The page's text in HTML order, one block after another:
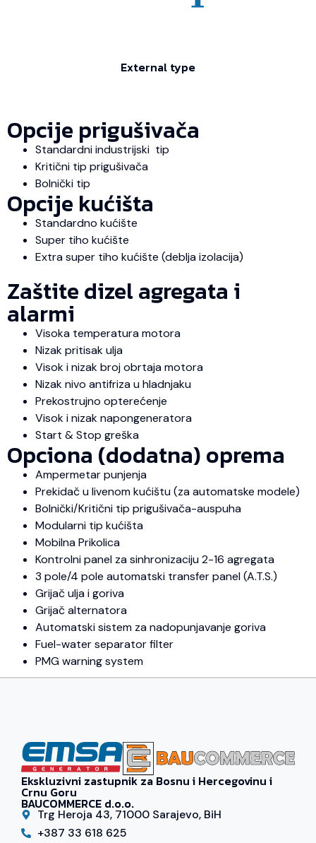
External type
Opcije prigušivača
Standardni industrijski tip
Kritični tip prigušivača
Bolnički tip
Opcije kućišta
Standardno kućište
Super tiho kućište
Extra super tiho kućište (deblja izolacija)
Zaštite dizel agregata i
alarmi
Visoka temperatura motora
Nizak pritisak ulja
Visok i nizak broj obrtaja motora
Nizak nivo antifriza u hladnjaku
Prekostrujno opterećenje
Visok i nizak napongeneratora
Start & Stop greška
Opciona (dodatna) oprema
Ampermetar punjenja
Prekidač u livenom kućištu (za automatske modele)
Bolnički/Kritični tip prigušivača-auspuha
Modularni tip kućišta
Mobilna Prikolica
Kontrolni panel za sinhronizaciju 2-16 agregata
3 pole/4 pole automatski transfer panel (A.T.S.)
Grijač ulja i goriva
Grijač alternatora
Automatski sistem za nadopunjavanje goriva
Fuel-water separator filter
PMG warning system
Ekskluzivni zastupnik za Bosnu i Hercegovinu i
Crnu Goru
BAUCOMMERCE d.o.o.
Trg Heroja 43, 71000 Sarajevo, BiH
+387 33 618 625